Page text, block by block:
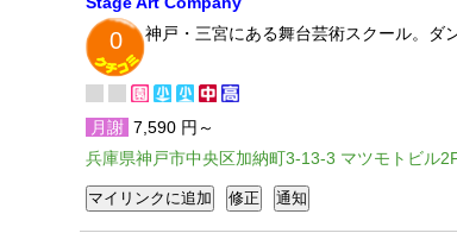
0 神戸・三宮にある舞台芸術スクール。ダ
月謝 7,590 円～
兵庫県神戸市中央区加納町3-13-3 マツモトビル